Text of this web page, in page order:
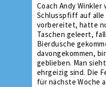
Coach Andy Winkler
Schlusspfiff auf
vorbereitet, hatte
Taschen geleert,
Bierdusche
davongekommen,
geblieben. Man
ehrgeizig sind. Die
für nächste Woche